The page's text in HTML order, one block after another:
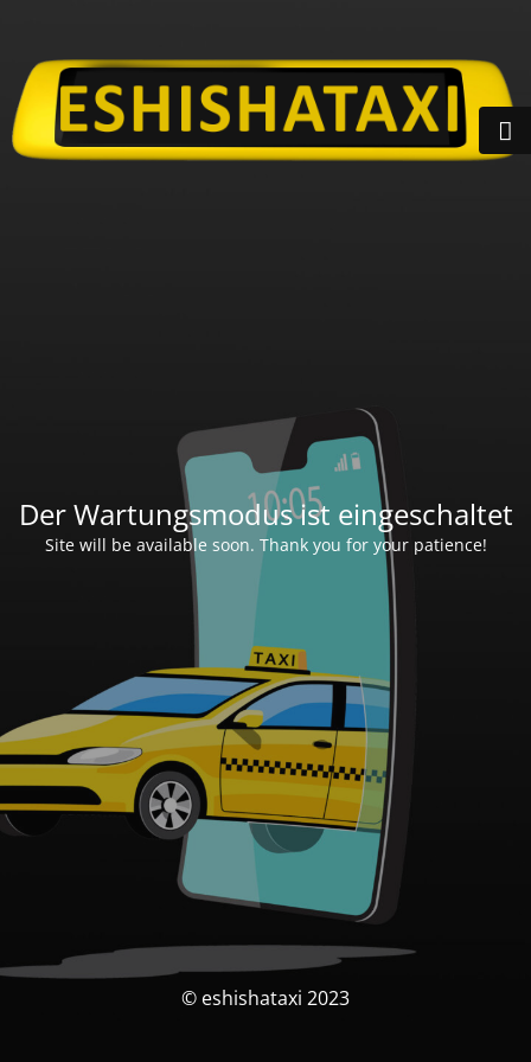
Der Wartungsmodus ist eingeschaltet
Site will be available soon. Thank you for your patience!
© eshishataxi 2023